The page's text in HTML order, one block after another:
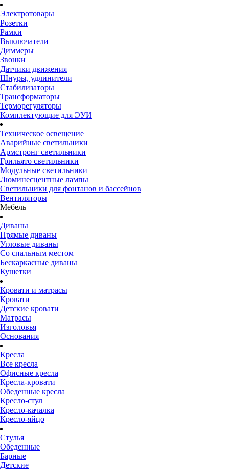
Электротовары
Розетки
Рамки
Выключатели
Диммеры
Звонки
Датчики движения
Шнуры, удлинители
Стабилизаторы
Трансформаторы
Терморегуляторы
Комплектующие для ЭУИ
Техническое освещение
Аварийные светильники
Армстронг светильники
Грильято светильники
Модульные светильники
Люминесцентные лампы
Светильники для фонтанов и бассейнов
Вентиляторы
Мебель
Диваны
Прямые диваны
Угловые диваны
Со спальным местом
Бескаркасные диваны
Кушетки
Кровати и матрасы
Кровати
Детские кровати
Матрасы
Изголовья
Основания
Кресла
Все кресла
Офисные кресла
Кресла-кровати
Обеденные кресла
Кресло-стул
Кресло-качалка
Кресло-яйцо
Стулья
Обеденные
Барные
Детские